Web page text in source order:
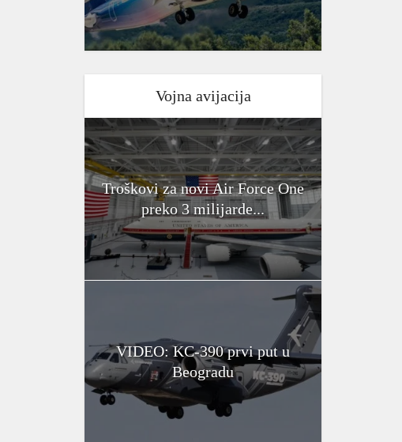
Vojna avijacija
Troškovi za novi Air Force One
preko 3 milijarde...
VIDEO: KC-390 prvi put u
Beogradu